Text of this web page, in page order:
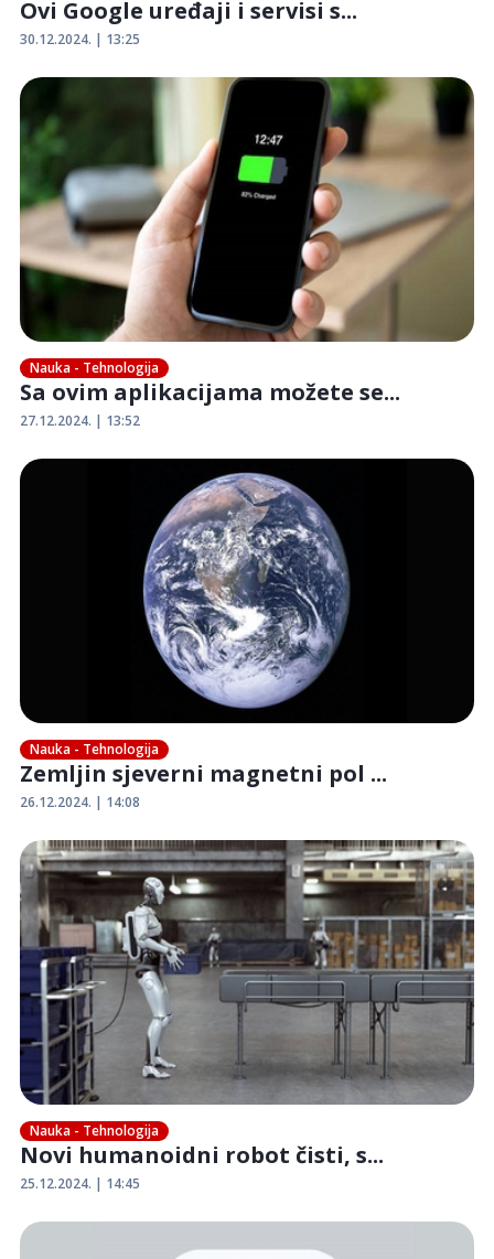
Ovi Google uređaji i servisi s...
30.12.2024. | 13:25
Nauka - Tehnologija
Sa ovim aplikacijama možete se...
27.12.2024. | 13:52
Nauka - Tehnologija
Zemljin sjeverni magnetni pol ...
26.12.2024. | 14:08
Nauka - Tehnologija
Novi humanoidni robot čisti, s...
25.12.2024. | 14:45